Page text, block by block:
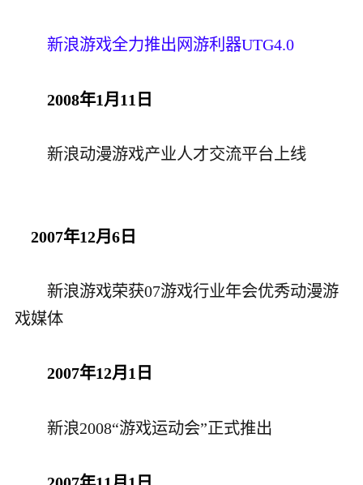
新浪游戏全力推出网游利器UTG4.0
2008年1月11日
新浪动漫游戏产业人才交流平台上线
2007年12月6日
新浪游戏荣获07游戏行业年会优秀动漫游
戏媒体
2007年12月1日
新浪2008“游戏运动会”正式推出